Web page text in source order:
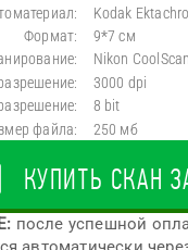
Формат:
файла:
Kodak
9*7 см
Nikon
3000 dpi
8 bit
250 мб
КУПИТЬ СКАН
после успешной